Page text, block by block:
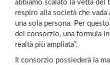
abbiamo scalato la vetta del
respiro alla società che
una sola persona. Per
del consorzio, una formula
realtà più ampliata”.
Il consorzio possiederà la